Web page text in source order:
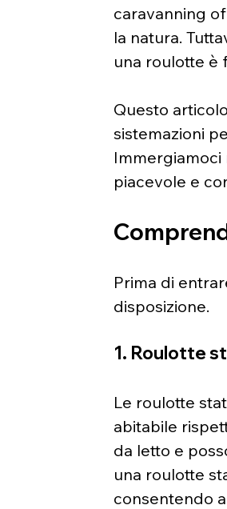
caravanning
la natura.
una roulotte è
Questo
sistemazioni
piacevole e
Prima di
disposizione.
1. Roulotte
Le roulotte
abitabile
da letto e
una roulotte
consentendo